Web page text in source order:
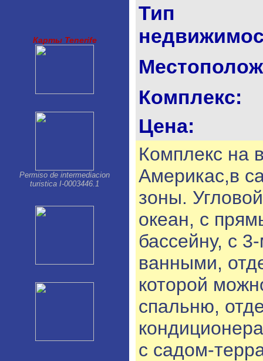
Playa San Juan
Puerto de la Cruz
Карты Tenerife
Permiso de intermediacion
turistica I-0003446.1
Тип
Комплекс:
Цена:
Комплекс на
Америкас,в
зоны.
океан, с
бассейну, с
ванными,
которой
спальню,
с садом-